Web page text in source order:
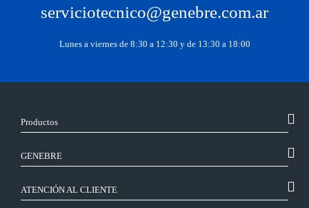
serviciotecnico@genebre.com.ar
Lunes a viernes de 8:30 a 12:30 y de 13:30 a 18:00
Productos
GENEBRE
ATENCIÓN AL CLIENTE